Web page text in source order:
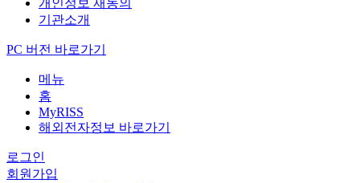
개인정보 재동의
기관소개
PC 버전 바로가기
메뉴
홈
MyRISS
해외전자정보 바로가기
로그인
회원가입